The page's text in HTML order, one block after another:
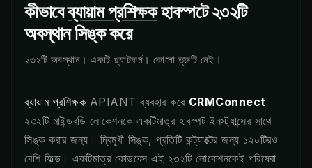
কীভাবেব্যায়াম প্রশিক্ষকহাবস্পটে ২৩২টি
অবস্থান সিঙ্ক করে
২৩২টি অবস্থান। একটি প্ল্যাটফর্ম। কোনো ত্রুটি নেই।
ব্যায়াম প্রশিক্ষক APIANT ব্যবহার করে CRMConnect
২৩২টি মাইন্ডবডি লোকেশনকে একটিমাত্র হাবস্পট ইনস্ট্যান্সের সাথে
সিঙ্ক করার জন্য। দ্বিমুখী সিঙ্ক, প্রতিটি কন্ট্যাক্টের জন্য ১২০টিরও
বেশি ফিল্ড। একটিমাত্র কোডবেস এই ২৩২টি লোকেশনকেই পরিষেবা